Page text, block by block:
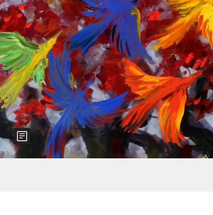
Show more information about the image